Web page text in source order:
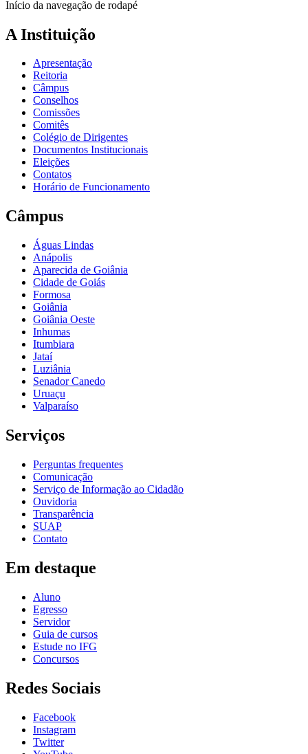
Início da navegação de rodapé
A Instituição
Apresentação
Reitoria
Câmpus
Conselhos
Comissões
Comitês
Colégio de Dirigentes
Documentos Institucionais
Eleições
Contatos
Horário de Funcionamento
Câmpus
Águas Lindas
Anápolis
Aparecida de Goiânia
Cidade de Goiás
Formosa
Goiânia
Goiânia Oeste
Inhumas
Itumbiara
Jataí
Luziânia
Senador Canedo
Uruaçu
Valparaíso
Serviços
Perguntas frequentes
Comunicação
Serviço de Informação ao Cidadão
Ouvidoria
Transparência
SUAP
Contato
Em destaque
Aluno
Egresso
Servidor
Guia de cursos
Estude no IFG
Concursos
Redes Sociais
Facebook
Instagram
Twitter